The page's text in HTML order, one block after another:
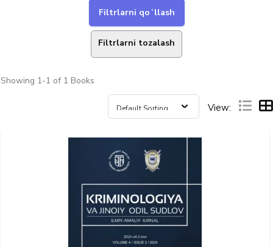
Filtrlarni tozalash
Showing 1-1 of 1 Books
View: